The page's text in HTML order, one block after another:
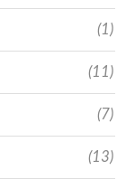
(1)
(11)
(7)
(13)